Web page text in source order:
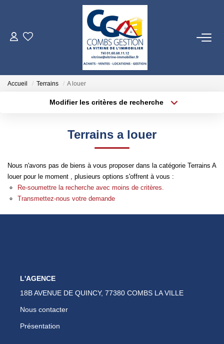
VENTES
ESTIMATION
NOTRE AGENCE
Qui Sommes-Nous
Biens Vendus
Accueil Terrains A louer
Modifier les critères de recherche
Créer une alerte
Terrains a louer
Nous n'avons pas de biens à vous proposer dans la catégorie Terrains A
louer pour le moment , plusieurs options s'offrent à vous :
Re-soumettre la recherche avec moins de critères.
Transmettez-nous votre demande
L'AGENCE
18B AVENUE DE QUINCY, 77380 COMBS LA VILLE
Nous contacter
Présentation